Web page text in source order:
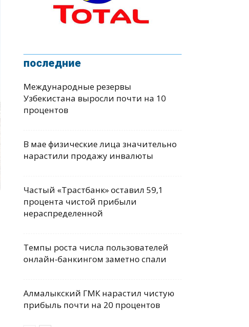
последние
Международные резервы
Узбекистана выросли почти на 10
процентов
В мае физические лица значительно
нарастили продажу инвалюты
Частый «Трастбанк» оставил 59,1
процента чистой прибыли
нераспределенной
Темпы роста числа пользователей
онлайн-банкингом заметно спали
Алмалыкский ГМК нарастил чистую
прибыль почти на 20 процентов